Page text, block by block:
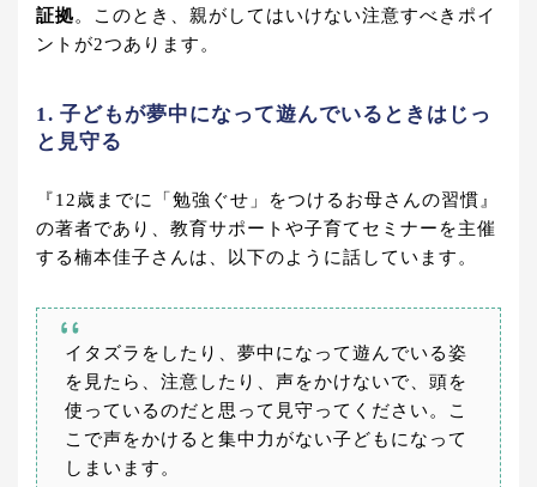
証拠。このとき、親がしてはいけない注意すべきポイ
ントが2つあります。
1. 子どもが夢中になって遊んでいるときはじっ
と見守る
『12歳までに「勉強ぐせ」をつけるお母さんの習慣』
の著者であり、教育サポートや子育てセミナーを主催
する楠本佳子さんは、以下のように話しています。
イタズラをしたり、夢中になって遊んでいる姿
を見たら、注意したり、声をかけないで、頭を
使っているのだと思って見守ってください。こ
こで声をかけると集中力がない子どもになって
しまいます。